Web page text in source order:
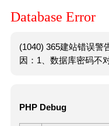
Database Error
(1040) 365建站错误警
因：1、数据库密码不
PHP Debug